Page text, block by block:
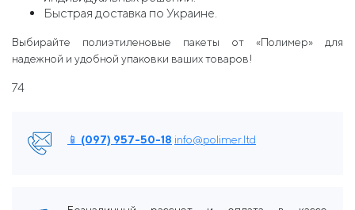
Быстрая доставка по Украине.
Выбирайте полиэтиленовые пакеты от «Полимер» для
надежной и удобной упаковки ваших товаров!
74
📱 (097) 957-50-18 info@polimer.ltd